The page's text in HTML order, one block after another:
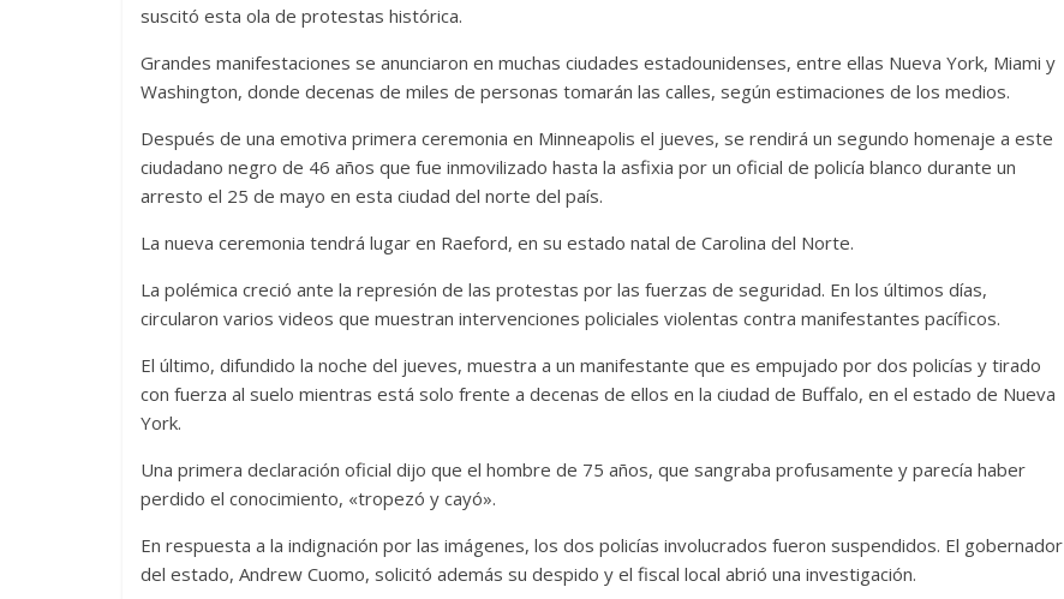
suscitó esta ola de protestas histórica.
Grandes manifestaciones se anunciaron en muchas ciudades estadounidenses, entre ellas Nueva York, Miami y
Washington, donde decenas de miles de personas tomarán las calles, según estimaciones de los medios.
Después de una emotiva primera ceremonia en Minneapolis el jueves, se rendirá un segundo homenaje a este
ciudadano negro de 46 años que fue inmovilizado hasta la asfixia por un oficial de policía blanco durante un
arresto el 25 de mayo en esta ciudad del norte del país.
La nueva ceremonia tendrá lugar en Raeford, en su estado natal de Carolina del Norte.
La polémica creció ante la represión de las protestas por las fuerzas de seguridad. En los últimos días,
circularon varios videos que muestran intervenciones policiales violentas contra manifestantes pacíficos.
El último, difundido la noche del jueves, muestra a un manifestante que es empujado por dos policías y tirado
con fuerza al suelo mientras está solo frente a decenas de ellos en la ciudad de Buffalo, en el estado de Nueva
York.
Una primera declaración oficial dijo que el hombre de 75 años, que sangraba profusamente y parecía haber
perdido el conocimiento, «tropezó y cayó».
En respuesta a la indignación por las imágenes, los dos policías involucrados fueron suspendidos. El gobernador
del estado, Andrew Cuomo, solicitó además su despido y el fiscal local abrió una investigación.